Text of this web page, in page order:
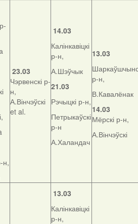
н,
23.03
Чэрвенскі р-
н,
А.Вінчэўскі
et al.
14.03
Калінкавіцкі
р-н,
А.Шэўчык
21.03
Рэчыцкі р-н,
Петрыкаўскі
р-н
А.Халандач
13.03
р-н,
В.Кавалёнак
14.03
Мёрскі р-н,
А.Вінчэўскі
13.03
Калінкавіцкі
р-н,